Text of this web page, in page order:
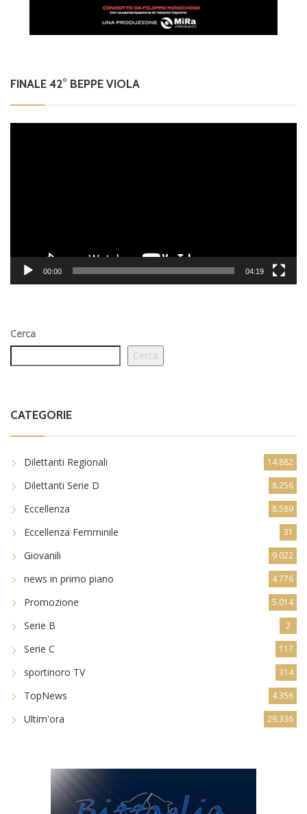
FINALE 42° BEPPE VIOLA
00:00 04:19
Cerca
Cerca
CATEGORIE
Dilettanti Regionali 14.882
Dilettanti Serie D 8.256
Eccellenza 8.589
Eccellenza Femminile 31
Giovanili 9.022
news in primo piano 4.776
Promozione 5.014
Serie B 2
Serie C 117
sportinoro TV 314
TopNews 4.356
Ultim'ora 29.336